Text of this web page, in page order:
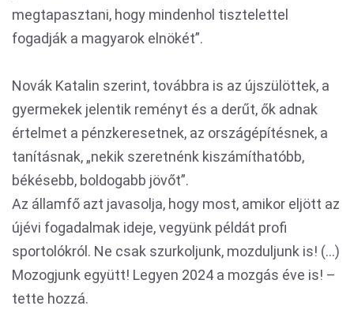
megtapasztani, hogy mindenhol tisztelettel
fogadják a magyarok elnökét”.
Novák Katalin szerint, továbbra is az újszülöttek, a
gyermekek jelentik reményt és a derűt, ők adnak
értelmet a pénzkeresetnek, az országépítésnek, a
tanításnak, „nekik szeretnénk kiszámíthatóbb,
békésebb, boldogabb jövőt”.
Az államfő azt javasolja, hogy most, amikor eljött az
újévi fogadalmak ideje, vegyünk példát profi
sportolókról. Ne csak szurkoljunk, mozduljunk is! (…)
Mozogjunk együtt! Legyen 2024 a mozgás éve is! –
tette hozzá.